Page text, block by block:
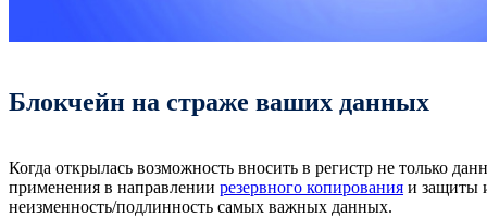
Блокчейн на страже ваших данных
Когда открылась возможность вносить в регистр не только
применения в направлении резервного копирования и защиты
неизменность/подлинность самых важных данных.